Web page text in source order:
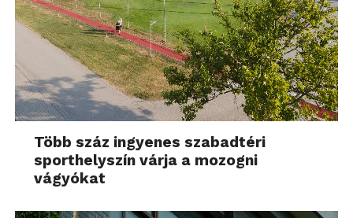
Több száz ingyenes szabadtéri
sporthelyszín várja a mozogni
vágyókat